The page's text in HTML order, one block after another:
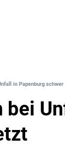
in Papenburg